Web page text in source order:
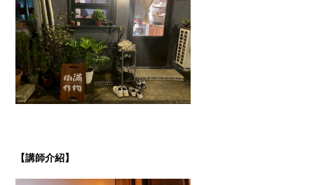
【講師介紹】